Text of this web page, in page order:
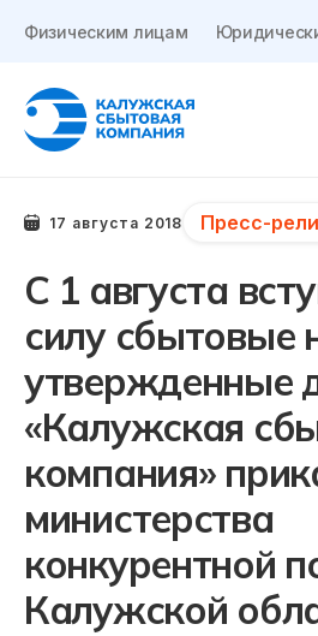
Физическим лицам
17 августа 2018 Пресс-
С 1 августа
силу сбытовые
утвержденные
«Калужская
компания»
министерства
конкурентной
Калужской